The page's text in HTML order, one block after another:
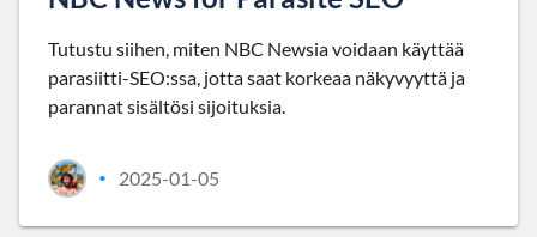
Tutustu siihen, miten NBC Newsia voidaan käyttää
parasiitti-SEO:ssa, jotta saat korkeaa näkyvyyttä ja
parannat sisältösi sijoituksia.
• 2025-01-05